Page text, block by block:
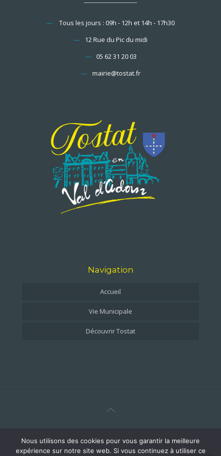
—
Tous les jours : 09h - 12h et 14h - 17h30
—
12 Rue du Pic du midi
— 05 62 31 20 03
— mairie@tostat.fr
Navigation
Accueil
Vie Municipale
Découvrir Tostat
Conception imao-studio
Nous utilisons des cookies pour vous garantir la meilleure
expérience sur notre site web. Si vous continuez à utiliser ce